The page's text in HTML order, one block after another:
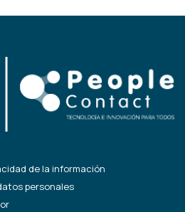
de la información
personales